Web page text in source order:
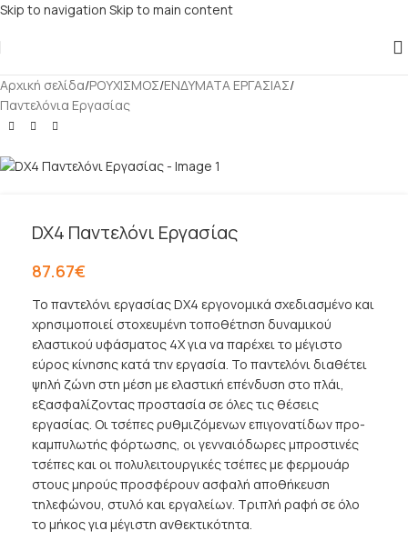
Skip to navigation Skip to main content
Αρχική σελίδα/ΡΟΥΧΙΣΜΟΣ/ΕΝΔΥΜΑΤΑ ΕΡΓΑΣΙΑΣ/
Παντελόνια Εργασίας
DX4 Παντελόνι Εργασίας
87.67€
Το παντελόνι εργασίας DX4 εργονομικά σχεδιασμένο και
χρησιμοποιεί στοχευμένη τοποθέτηση δυναμικού
ελαστικού υφάσματος 4X για να παρέχει το μέγιστο
εύρος κίνησης κατά την εργασία. Το παντελόνι διαθέτει
ψηλή ζώνη στη μέση με ελαστική επένδυση στο πλάι,
εξασφαλίζοντας προστασία σε όλες τις θέσεις
εργασίας. Οι τσέπες ρυθμιζόμενων επιγονατίδων προ-
καμπυλωτής φόρτωσης, οι γενναιόδωρες μπροστινές
τσέπες και οι πολυλειτουργικές τσέπες με φερμουάρ
στους μηρούς προσφέρουν ασφαλή αποθήκευση
τηλεφώνου, στυλό και εργαλείων. Τριπλή ραφή σε όλο
το μήκος για μέγιστη ανθεκτικότητα.